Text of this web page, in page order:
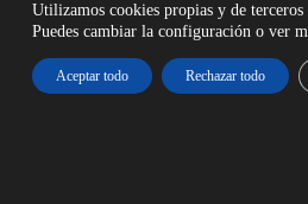
Utilizamos cookies propias y de
Puedes cambiar la configuración o ver
Aceptar todo Rechazar todo